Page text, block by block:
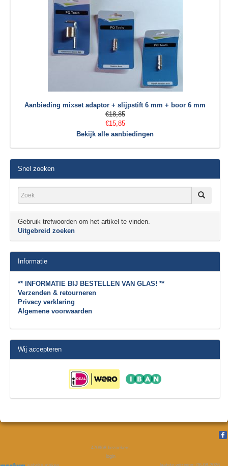
Aanbieding mixset adaptor + slijpstift 6 mm + boor 6 mm
€18,85
€15,85
Bekijk alle aanbiedingen
Snel zoeken
Gebruik trefwoorden om het artikel te vinden.
Uitgebreid zoeken
Informatie
** INFORMATIE BIJ BESTELLEN VAN GLAS! **
Verzenden & retourneren
Privacy verklaring
Algemene voorwaarden
Wij accepteren
470968 bezoekers
login
laatste wijziging: 06-08-2026